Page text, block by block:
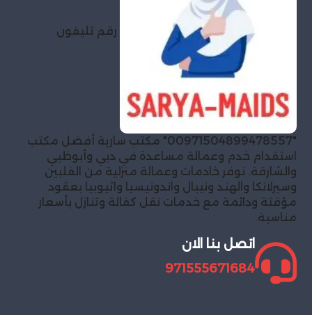
رقم تليفون
"00971504899478557" مكتب سارية أفضل مكتب
استقدام خدم وعمالة مساعدة في دبي وأبوظبي
والشارقة. نوفر خادمات وعمالة منزلية من الفلبين
وسيرلانكا والهند ونيبال واندونيسيا واثيوبيا بعقود
مؤقتة ودائمة مع خدمات نقل كفالة وتنازل بأسعار
مناسبة.
اتصل بنا الان
971555671684